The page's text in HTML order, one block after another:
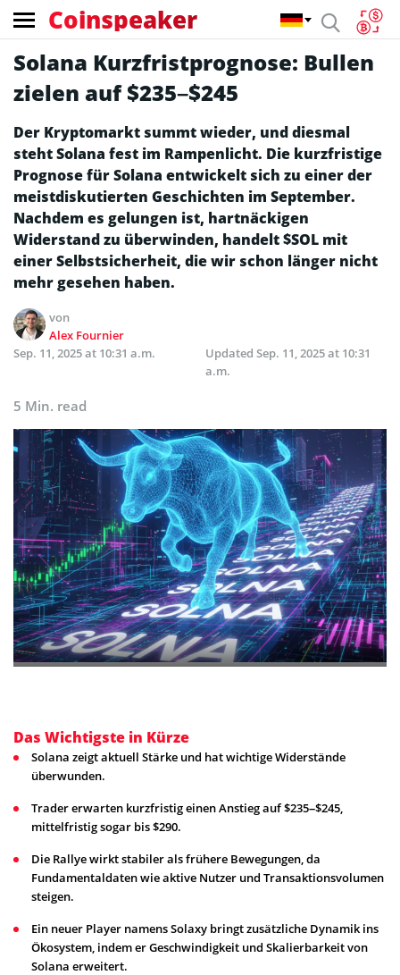
Coinspeaker
Solana Kurzfristprognose: Bullen
zielen auf $235–$245
Der Kryptomarkt summt wieder, und diesmal
steht Solana fest im Rampenlicht. Die kurzfristige
Prognose für Solana entwickelt sich zu einer der
meistdiskutierten Geschichten im September.
Nachdem es gelungen ist, hartnäckigen
Widerstand zu überwinden, handelt $SOL mit
einer Selbstsicherheit, die wir schon länger nicht
mehr gesehen haben.
von
Alex Fournier
Sep. 11, 2025 at 10:31 a.m.
Updated Sep. 11, 2025 at 10:31
a.m.
5 Min. read
Das Wichtigste in Kürze
Solana zeigt aktuell Stärke und hat wichtige Widerstände
überwunden.
Trader erwarten kurzfristig einen Anstieg auf $235–$245,
mittelfristig sogar bis $290.
Die Rallye wirkt stabiler als frühere Bewegungen, da
Fundamentaldaten wie aktive Nutzer und Transaktionsvolumen
steigen.
Ein neuer Player namens Solaxy bringt zusätzliche Dynamik ins
Ökosystem, indem er Geschwindigkeit und Skalierbarkeit von
Solana erweitert.